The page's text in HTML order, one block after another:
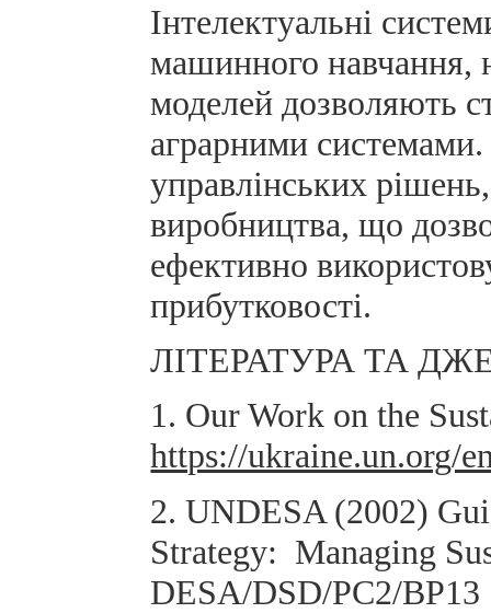
Інтелектуальні
машинного навчання,
моделей дозволяють
аграрними
управлінських
виробництва, що
ефективно
прибутковості.
ЛІТЕРАТУРА ТА
1. Our Work on the
https://ukraine.un.org/
2. UNDESA (2002)
Strategy: Managing
DESA/DSD/PC2/BP13